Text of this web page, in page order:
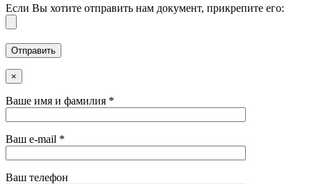
Если Вы хотите отправить нам документ, прикрепите его:
×
Ваше имя и фамилия *
Ваш e-mail *
Ваш телефон